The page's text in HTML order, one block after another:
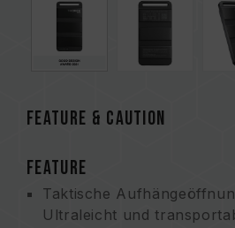
FEATURE & CAUTION
FEATURE
Taktische
Ultraleicht und